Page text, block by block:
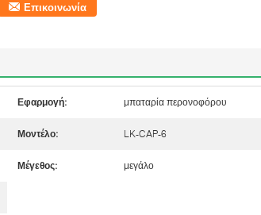
Επικοινωνία
Εφαρμογή: μπαταρία περονοφόρου
Μοντέλο: LK-CAP-6
Μέγεθος: μεγάλο